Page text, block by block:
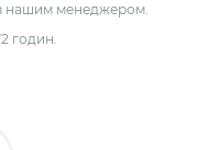
нашим менеджером.
годин.